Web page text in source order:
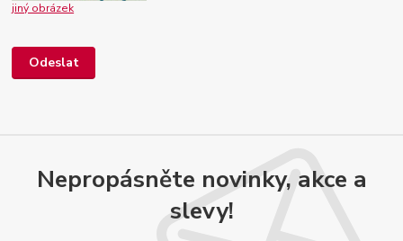
jiný obrázek
Nepropásněte novinky, akce a
slevy!